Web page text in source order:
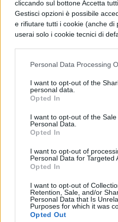
cliccando sul bottone Accetta
Gestisci opzioni è possibile
e rifiutare tutti i cookie (anche di
userai solo i cookie tecnici di
Personal Data Processing
I want to opt-out of the
personal data.
Opted In
I want to opt-out of the
Personal Data.
Opted In
I want to opt-out of
Personal Data for Targeted
Opted In
I want to opt-out of
Retention, Sale, and/or
Personal Data that Is
Purposes for which it was
Opted Out
condurre questo
coincide con una
scorso al timone c’era
della situazione? Noi
Non perdere:
Anticipazioni
2019: nomi coppie
Temptation Island